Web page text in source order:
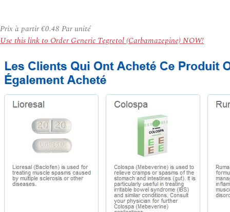
Prix à partir€0.48 Par unité
Use this link to Order Generic Tegretol (Carbamazepine) NOW!